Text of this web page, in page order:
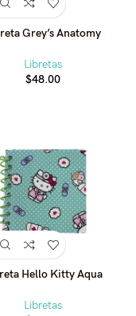
Grey’s Anatomy
Libretas
$48.00
Hello Kitty Aqua
Libretas